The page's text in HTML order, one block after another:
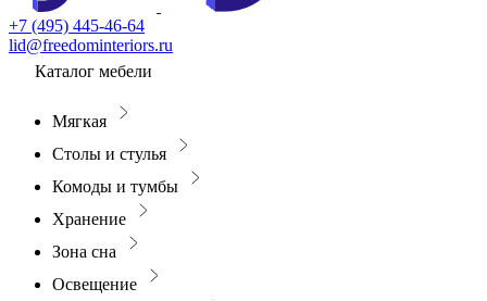
+7 (495) 445-46-64
lid@freedominteriors.ru
Каталог мебели
Мягкая
Столы и стулья
Комоды и тумбы
Хранение
Зона сна
Освещение